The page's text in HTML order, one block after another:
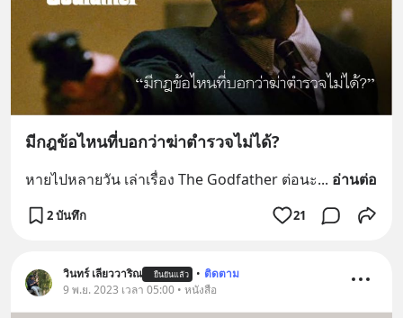
มีกฎข้อไหนที่บอกว่าฆ่าตำรวจไม่ได้?
หายไปหลายวัน เล่าเรื่อง The Godfather ต่อนะ... อ่านต่อ
2 บันทึก 21
วินทร์ เลียววาริณ ยืนยันแล้ว • ติดตาม
9 พ.ย. 2023 เวลา 05:00 • หนังสือ